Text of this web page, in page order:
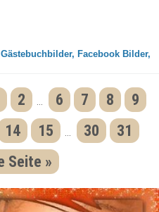
Facebook Bilder,
2 6 7 8
9
14 15 30
31
Seite »